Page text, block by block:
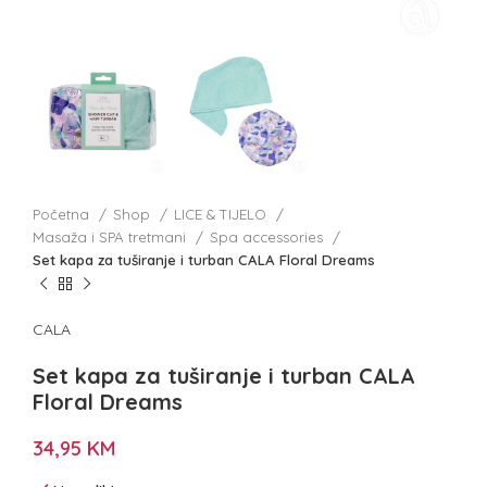
Početna Shop
LICE & TIJELO
Masaža i SPA tretmani
Spa accessories
Set kapa za tuširanje i turban CALA Floral Dreams
CALA
Set kapa za tuširanje i turban CALA
Floral Dreams
34,95 KM